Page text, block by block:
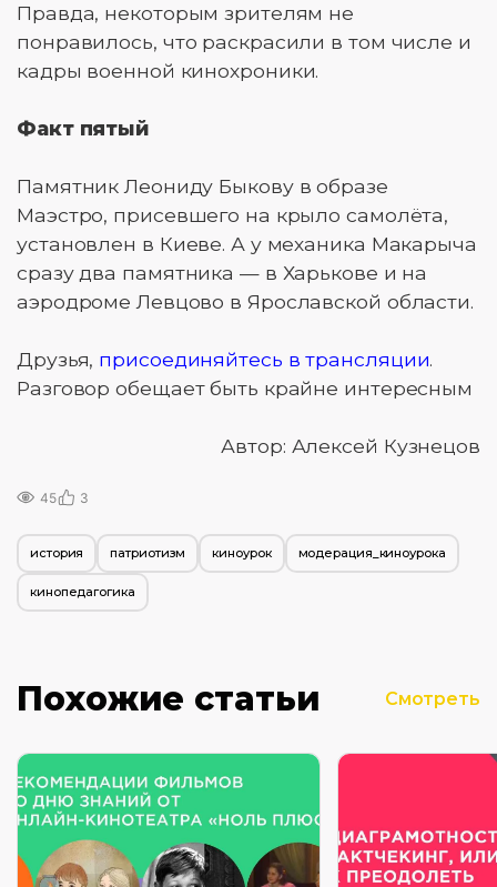
Правда, некоторым зрителям не
понравилось, что раскрасили в том числе и
кадры военной кинохроники.
Факт пятый
Памятник Леониду Быкову в образе
Маэстро, присевшего на крыло самолёта,
установлен в Киеве. А у механика Макарыча
сразу два памятника — в Харькове и на
аэродроме Левцово в Ярославской области.
Друзья, присоединяйтесь в трансляции.
Разговор обещает быть крайне интересным
Автор: Алексей Кузнецов
45 3
история патриотизм киноурок модерация_киноурока
кинопедагогика
Похожие статьи Смотреть